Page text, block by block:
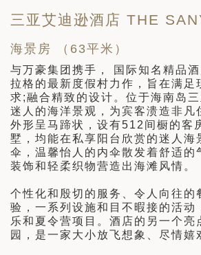
三亚艾迪逊酒店 THE
海景房 （63平米）
与万豪集团携手， 国际知名精品
拉格的最新度假村力作，旨在满足
求;融合精致的设计。位于海南岛
迷人的海洋景观，为宾客溃造非凡
外形呈马蹄状，设有512间橱的客
墅，均能在私享阳台欣赏的迷人海
伞，温馨怡人的内伞散发着舒适的
装饰和轻柔织物营造出海滩风情。
个性化和殷切的服务、令人向往的
验，一系列设施和目不暇接的活动
乐和夏令营项目。酒店的另一个亮
园，是一家大小放飞想象、尽情嬉